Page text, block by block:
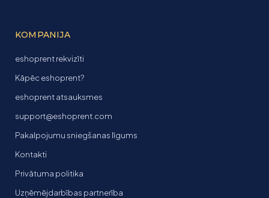
KOMPANIJA
eshoprent rekvizīti
Kāpēc eshoprent?
eshoprent atsauksmes
support@eshoprent.com
Pakalpojumu sniegšanas līgums
Kontakti
Privātuma politika
Uzņēmējdarbības partnerība